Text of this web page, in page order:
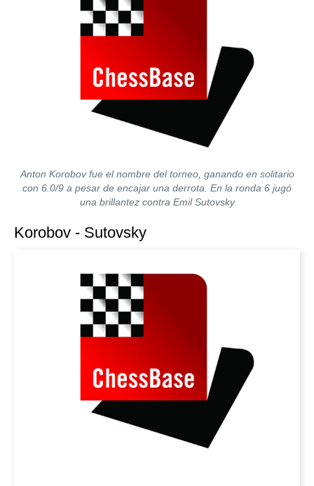
Anton Korobov fue el nombre del torneo, ganando en solitario
con 6.0/9 a pesar de encajar una derrota. En la ronda 6 jugó
una brillantez contra Emil Sutovsky
Korobov - Sutovsky